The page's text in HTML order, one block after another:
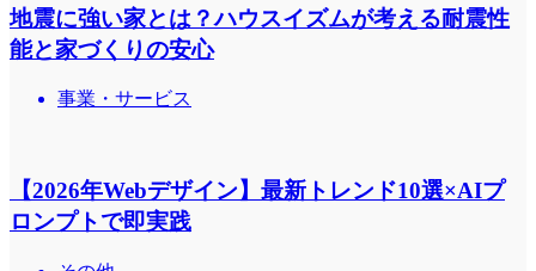
地震に強い家とは？ハウスイズムが考える耐震性
能と家づくりの安心
事業・サービス
【2026年Webデザイン】最新トレンド10選×AIプ
ロンプトで即実践